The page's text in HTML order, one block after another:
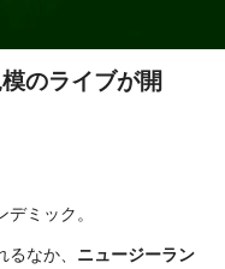
のライブが開
ミック。
なか、 ニュージーラン